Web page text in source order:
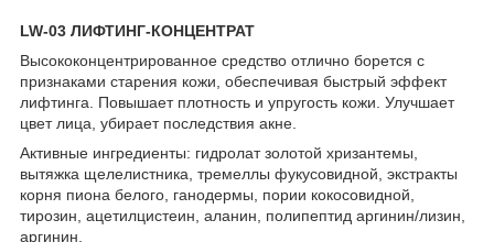
LW-03 ЛИФТИНГ-КОНЦЕНТРАТ
Высококонцентрированное средство отлично борется с
признаками старения кожи, обеспечивая быстрый эффект
лифтинга. Повышает плотность и упругость кожи. Улучшает
цвет лица, убирает последствия акне.
Активные ингредиенты: гидролат золотой хризантемы,
вытяжка щелелистника, тремеллы фукусовидной, экстракты
корня пиона белого, ганодермы, пории кокосовидной,
тирозин, ацетилцистеин, аланин, полипептид аргинин/лизин,
аргинин.